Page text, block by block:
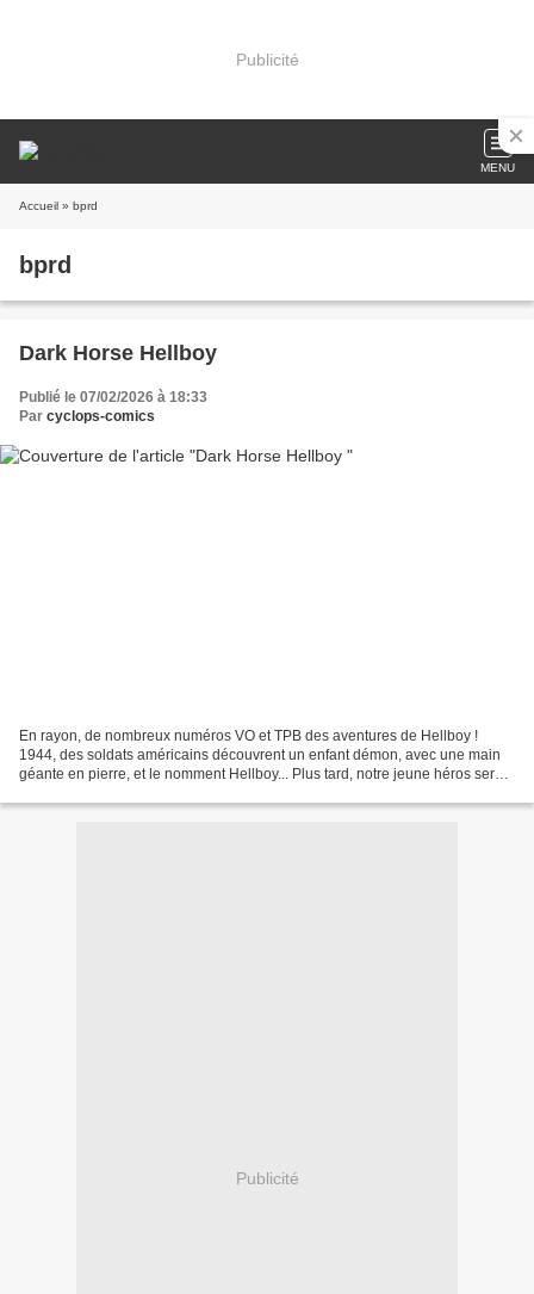
Publicité
MENU
Accueil » bprd
bprd
Dark Horse Hellboy
Publié le 07/02/2026 à 18:33
Par cyclops-comics
En rayon, de nombreux numéros VO et TPB des aventures de Hellboy !
1944, des soldats américains découvrent un enfant démon, avec une main
géante en pierre, et le nomment Hellboy... Plus tard, notre jeune héros sera
Publicité